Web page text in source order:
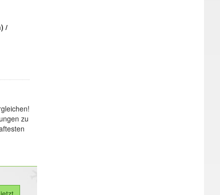
/
zu